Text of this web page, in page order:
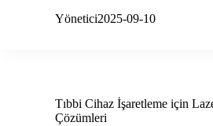
Yönetici2025-09-10
Tıbbi Cihaz İşaretleme için
Çözümleri